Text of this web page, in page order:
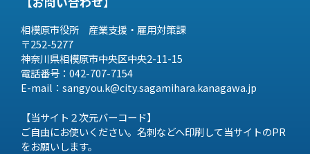
相模原市役所 産業支援・雇用対策課
〒252-5277
神奈川県相模原市中央区中央2-11-15
電話番号：042-707-7154
E-mail：sangyou.k@city.sagamihara.kanagawa.jp
【当サイト２次元バーコード】
ご自由にお使いください。名刺などへ印刷して当サイトのPR
をお願いします。